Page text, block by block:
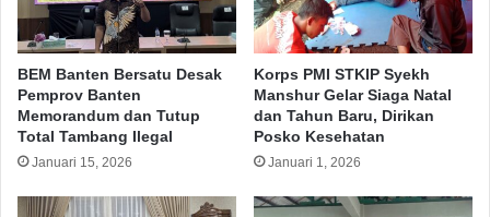
Copy URL
BEM Banten Bersatu Desak
Pemprov Banten
Memorandum dan Tutup
Total Tambang Ilegal
Januari 15, 2026
Korps PMI STKIP Syekh
Manshur Gelar Siaga Natal
dan Tahun Baru, Dirikan
Posko Kesehatan
Januari 1, 2026